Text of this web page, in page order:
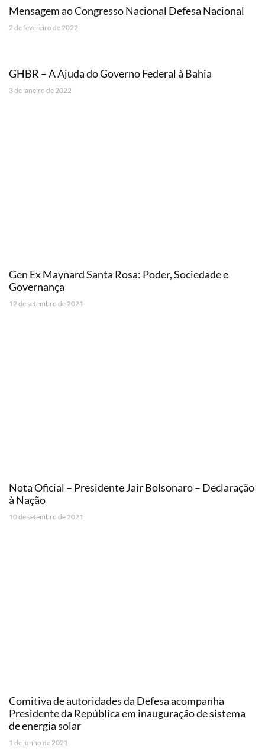
Mensagem ao Congresso Nacional Defesa Nacional
2 de fevereiro de 2022
GHBR – A Ajuda do Governo Federal à Bahia
3 de janeiro de 2022
Gen Ex Maynard Santa Rosa: Poder, Sociedade e
Governança
12 de setembro de 2021
Nota Oficial – Presidente Jair Bolsonaro – Declaração
à Nação
10 de setembro de 2021
Comitiva de autoridades da Defesa acompanha
Presidente da República em inauguração de sistema
de energia solar
1 de junho de 2021